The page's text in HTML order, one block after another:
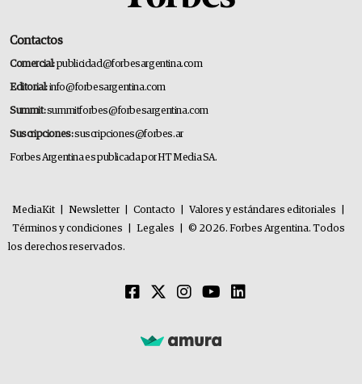
Contactos
Comercial:publicidad@forbesargentina.com
Editorial:info@forbesargentina.com
Summit:summitforbes@forbesargentina.com
Suscripciones:suscripciones@forbes.ar
Forbes Argentina es publicada por HT Media SA.
MediaKit Newsletter Contacto Valores y estándares editoriales
Términos y condiciones
Legales
© 2026. Forbes Argentina. Todos
los derechos reservados.